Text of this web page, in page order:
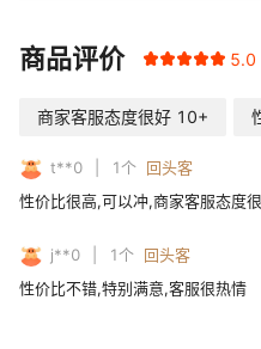
商品评价 5.0
商家客服态度很好 10+
t**0 1个 回头客
性价比很高,可以冲,商家客服态度
j**0 1个 回头客
性价比不错,特别满意,客服很热情